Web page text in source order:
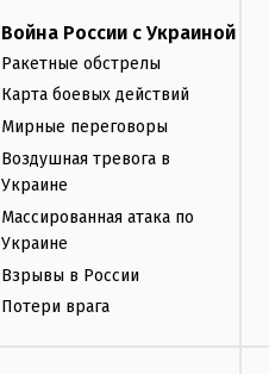
Война России с Украиной
Ракетные обстрелы
Карта боевых действий
Мирные переговоры
Воздушная тревога в
Украине
Массированная атака по
Украине
Взрывы в России
Потери врага